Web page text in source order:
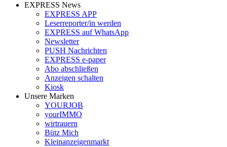
EXPRESS News
EXPRESS APP
Leserreporter/in werden
EXPRESS auf WhatsApp
Newsletter
PUSH Nachrichten
EXPRESS e-paper
Abo abschließen
Anzeigen schalten
Kiosk
Unsere Marken
YOURJOB
yourIMMO
wirtrauern
Bütz Mich
Kleinanzeigenmarkt